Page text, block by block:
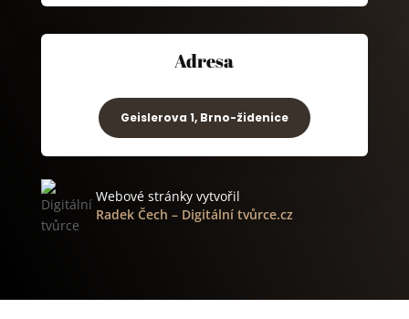
Adresa
Geislerova 1, Brno-židenice
Webové stránky vytvořil
Radek Čech – Digitální tvůrce.cz